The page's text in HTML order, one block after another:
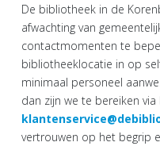
De bibliotheek in de
afwachting van
contactmomenten te
bibliotheeklocatie in op
minimaal personeel
dan zijn we te bereiken via
vertrouwen op het begrip